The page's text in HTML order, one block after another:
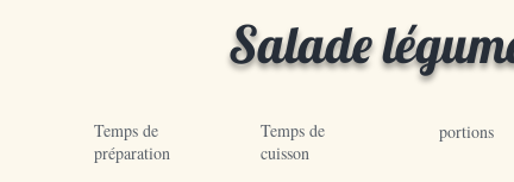
Salade
Temps de
préparation
Temps de
cuisson
portions